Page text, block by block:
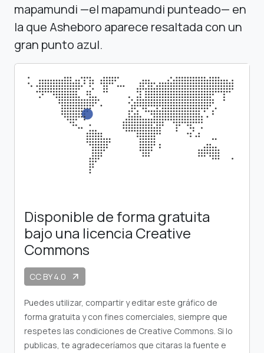
mapamundi —el mapamundi punteado— en
la que Asheboro aparece resaltada con un
gran punto azul.
Disponible de forma gratuita
bajo una licencia Creative
Commons
CC BY 4.0 arrow_outward
Puedes utilizar, compartir y editar este gráfico de
forma gratuita y con fines comerciales, siempre que
respetes las condiciones de Creative Commons. Si lo
publicas, te agradeceríamos que citaras la fuente e